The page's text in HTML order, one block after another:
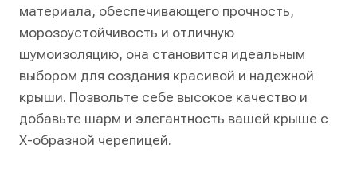
материала, обеспечивающего прочность,
морозоустойчивость и отличную
шумоизоляцию, она становится идеальным
выбором для создания красивой и надежной
крыши. Позвольте себе высокое качество и
добавьте шарм и элегантность вашей крыше с
Х-образной черепицей.